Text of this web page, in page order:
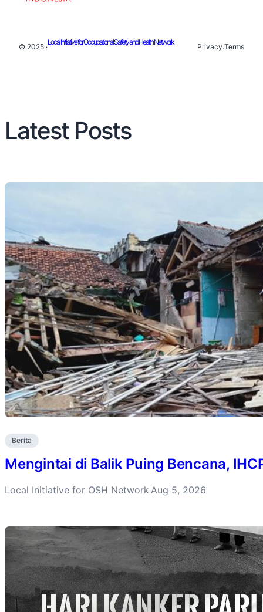
© 2025 ·
Local Initiative for Occupational Safety and Health Network
Privacy.Terms
Latest Posts
Berita
Mengintai di Balik Puing Bencana,
Local Initiative for OSH Network·Aug 5, 2026